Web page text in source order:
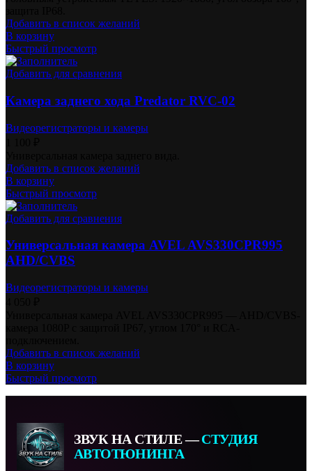
Добавить в список желаний
В корзину
Быстрый просмотр
Добавить для сравнения
Камера заднего хода Predator RVC-02
Видеорегистраторы и камеры
Добавить в список желаний
В корзину
Быстрый просмотр
Добавить для сравнения
Универсальная камера AVEL AVS330CPR995
AHD/CVBS
Видеорегистраторы и камеры
Добавить в список желаний
В корзину
Быстрый просмотр
ЗВУК НА СТИЛЕ —СТУДИЯ
АВТОТЮНИНГА